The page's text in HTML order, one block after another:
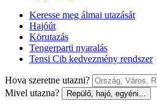
Keresse meg álmai utazását
Hajóút
Körutazás
Tengerparti nyaralás
Tensi Cib kedvezmény rendszer
Hova szeretne utazni?
Mivel utazna?
Repülő, hajó, egyéni...